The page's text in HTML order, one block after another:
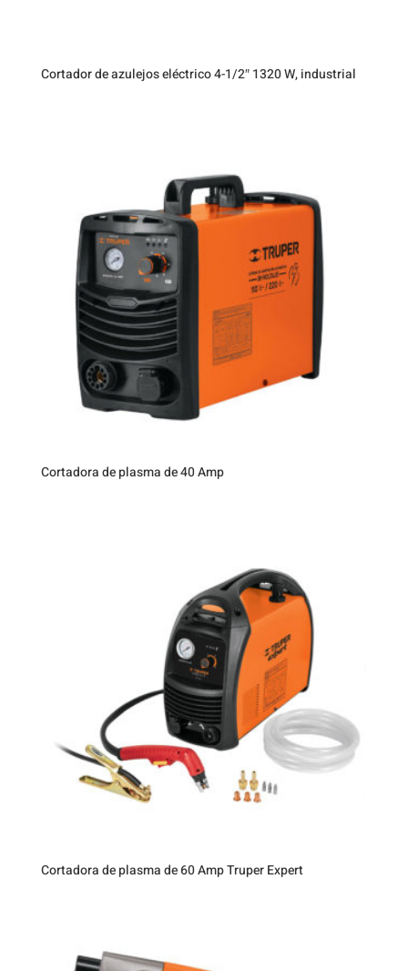
Cortador de azulejos eléctrico 4-1/2″ 1320 W, industrial
Cortadora de plasma de 40 Amp
Cortadora de plasma de 60 Amp Truper Expert